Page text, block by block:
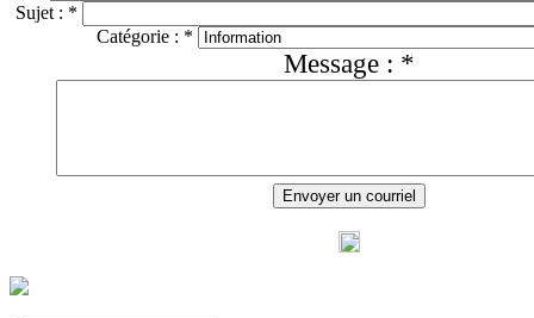
Sujet : *
Catégorie : *
Message : *